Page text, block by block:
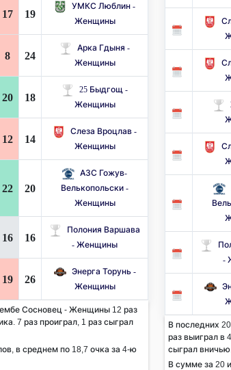
17 19
УМКС Люблин -
Женщины
8 24
Арка Гдыня -
Женщины
20 18
25 Быдгощ -
Женщины
12 14
Слеза Вроцлав -
Женщины
22 20
АЗС Гожув-
Велькопольски -
Женщины
16 16
Полония Варшава
- Женщины
19 26
Энерга Торунь -
Женщины
Сосновец - Женщины 12 раз
7 раз проиграл, 1 раз сыграл
в среднем по 18,7 очка за 4-ю
-
В последних
раз выиграл в
сыграл
В сумме за 20